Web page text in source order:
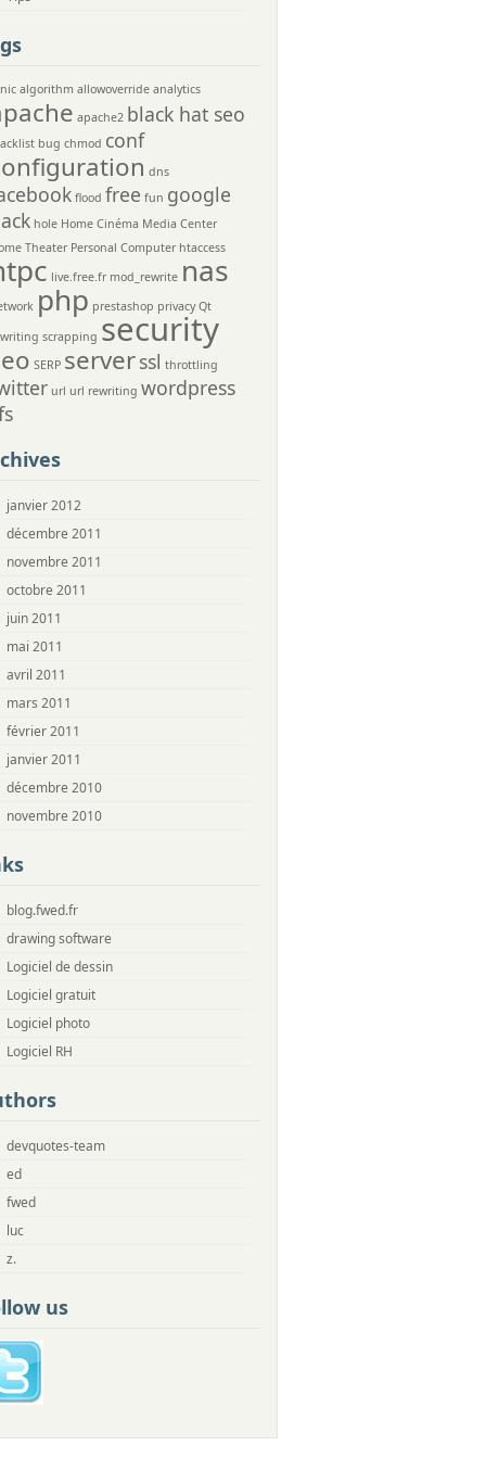
algorithm allowoverride analytics
apache2 black hat seo
bug chmod conf
dns
flood free fun google
hole Home Cinéma Media Center
Theater Personal Computer htaccess
live.free.fr mod_rewrite nas
php prestashop privacy Qt
scrapping security
SERP serverssl throttling
url url rewriting wordpress
janvier 2012
décembre 2011
novembre 2011
octobre 2011
juin 2011
mai 2011
avril 2011
mars 2011
février 2011
janvier 2011
décembre 2010
novembre 2010
blog.fwed.fr
drawing software
Logiciel de dessin
Logiciel gratuit
Logiciel photo
Logiciel RH
devquotes-team
ed
fwed
luc
z.
us